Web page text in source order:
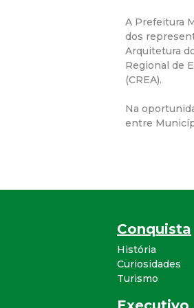
A Prefeitura
dos
Arquitetura
Regional de
(CREA).
Na
entre
Conquista
História
Curiosidades
Turismo